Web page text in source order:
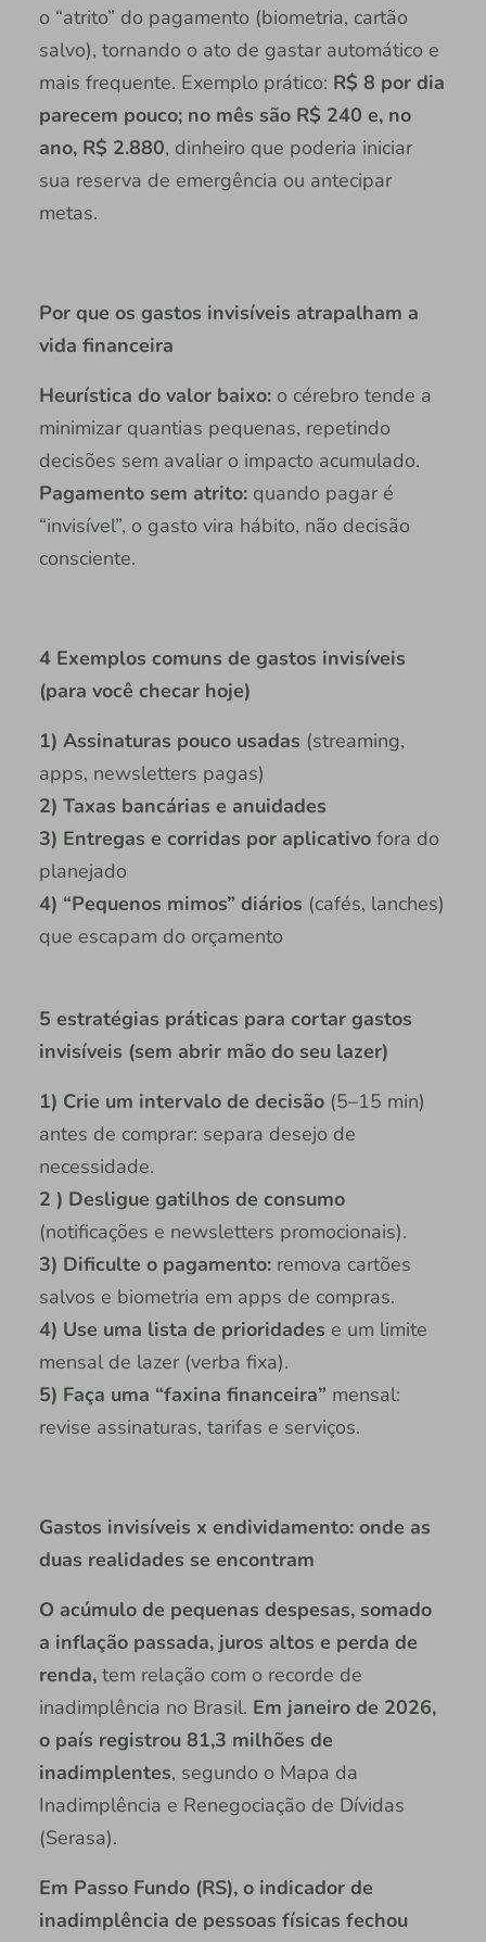
o “atrito” do pagamento (biometria, cartão
salvo), tornando o ato de gastar automático e
mais frequente. Exemplo prático: R$ 8 por dia
parecem pouco; no mês são R$ 240 e, no
ano, R$ 2.880, dinheiro que poderia iniciar
sua reserva de emergência ou antecipar
metas.
Por que os gastos invisíveis atrapalham a
vida financeira
Heurística do valor baixo:o cérebro tende a
minimizar quantias pequenas, repetindo
decisões sem avaliar o impacto acumulado.
Pagamento sem atrito: quando pagar é
“invisível”, o gasto vira hábito, não decisão
consciente.
4 Exemplos comuns de gastos invisíveis
(para você checar hoje)
1) Assinaturas pouco usadas (streaming,
apps, newsletters pagas)
2) Taxas bancárias e anuidades
3) Entregas e corridas por aplicativofora do
planejado
4) “Pequenos mimos” diários (cafés, lanches)
que escapam do orçamento
5 estratégias práticas para cortar gastos
invisíveis (sem abrir mão do seu lazer)
1) Crie um intervalo de decisão(5–15 min)
antes de comprar: separa desejo de
necessidade.
2 ) Desligue gatilhos de consumo
(notificações e newsletters promocionais).
3) Dificulte o pagamento:remova cartões
salvos e biometria em apps de compras.
4) Use uma lista de prioridades e um limite
mensal de lazer (verba fixa).
5) Faça uma “faxina financeira” mensal:
revise assinaturas, tarifas e serviços.
Gastos invisíveis x endividamento: onde as
duas realidades se encontram
O acúmulo de pequenas despesas, somado
a inflação passada, juros altos e perda de
renda,tem relação com o recorde de
inadimplência no Brasil. Em janeiro de 2026,
o país registrou 81,3 milhões de
inadimplentes, segundo o Mapa da
Inadimplência e Renegociação de Dívidas
(Serasa).
Em Passo Fundo (RS), o indicador de
inadimplência de pessoas físicas fechou